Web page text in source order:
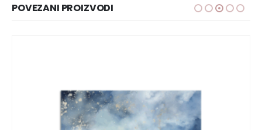
POVEZANI PROIZVODI